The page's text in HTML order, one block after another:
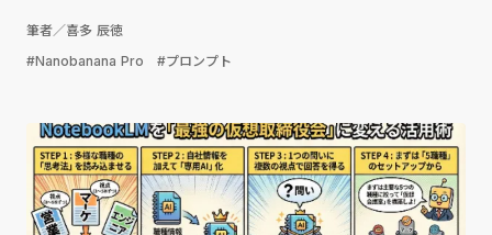
筆者／喜多 辰徳
#Nanobanana Pro
#プロンプト